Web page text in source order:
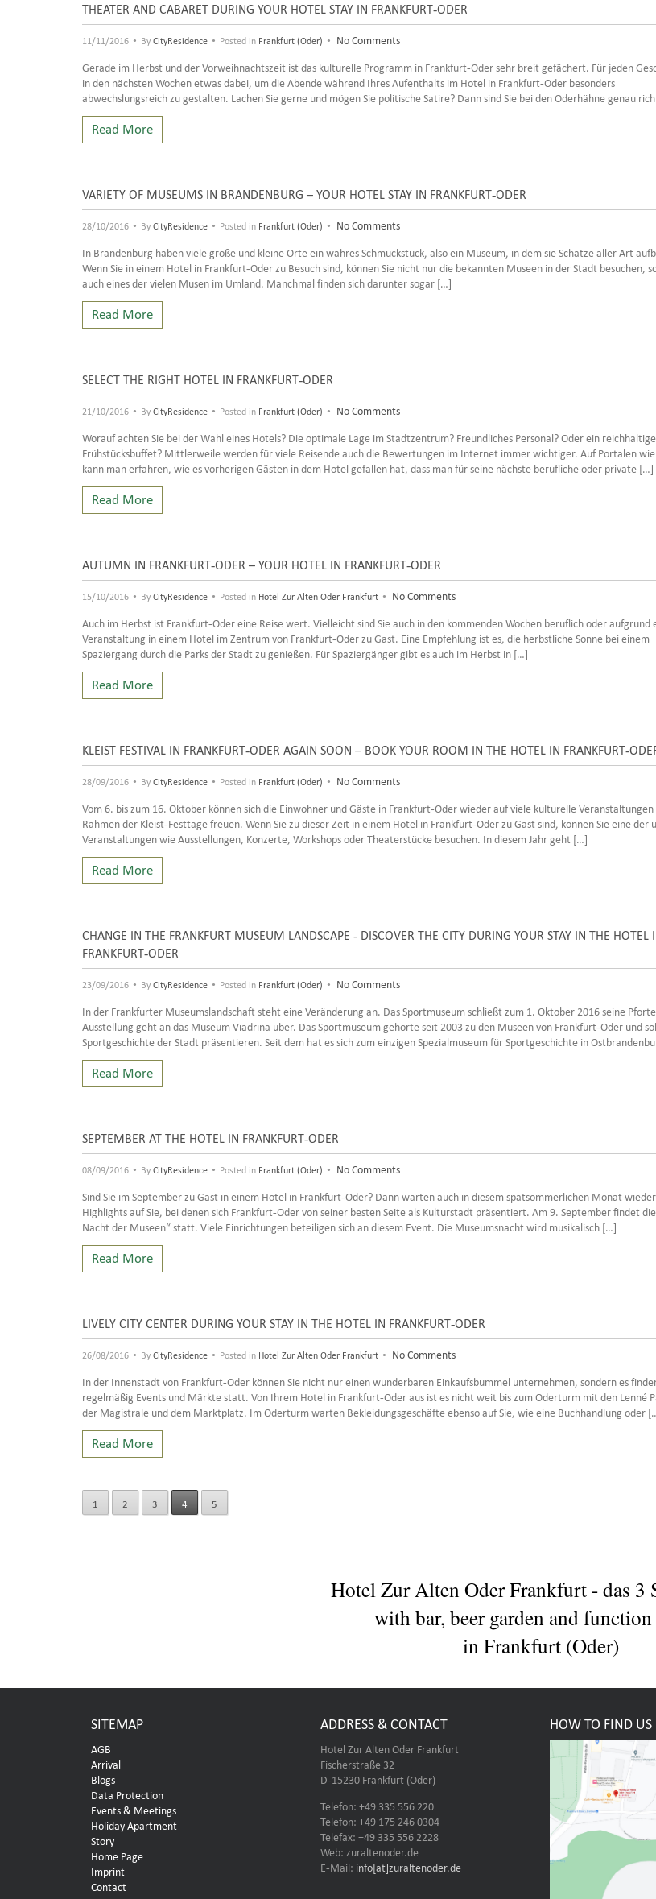
THEATER AND CABARET DURING YOUR HOTEL STAY IN FRANKFURT-ODER
11/11/2016 • By CityResidence • Posted in Frankfurt (Oder) • No Comments
Gerade im Herbst und der Vorweihnachtszeit ist das kulturelle Programm in Frankfurt-Oder sehr breit gefächert. Für jeden
in den nächsten Wochen etwas dabei, um die Abende während Ihres Aufenthalts im Hotel in Frankfurt-Oder besonders
abwechslungsreich zu gestalten. Lachen Sie gerne und mögen Sie politische Satire? Dann sind Sie bei den Oderhähne genau
Read More
VARIETY OF MUSEUMS IN BRANDENBURG – YOUR HOTEL STAY IN FRANKFURT-ODER
28/10/2016 • By CityResidence • Posted in Frankfurt (Oder) • No Comments
In Brandenburg haben viele große und kleine Orte ein wahres Schmuckstück, also ein Museum, in dem sie Schätze aller Art
Wenn Sie in einem Hotel in Frankfurt-Oder zu Besuch sind, können Sie nicht nur die bekannten Museen in der Stadt besuchen,
auch eines der vielen Musen im Umland. Manchmal finden sich darunter sogar […]
Read More
SELECT THE RIGHT HOTEL IN FRANKFURT-ODER
21/10/2016 • By CityResidence • Posted in Frankfurt (Oder) • No Comments
Worauf achten Sie bei der Wahl eines Hotels? Die optimale Lage im Stadtzentrum? Freundliches Personal? Oder ein
Frühstücksbuffet? Mittlerweile werden für viele Reisende auch die Bewertungen im Internet immer wichtiger. Auf Portalen wie
kann man erfahren, wie es vorherigen Gästen in dem Hotel gefallen hat, dass man für seine nächste berufliche oder private […]
Read More
AUTUMN IN FRANKFURT-ODER – YOUR HOTEL IN FRANKFURT-ODER
15/10/2016 • By CityResidence • Posted in Hotel Zur Alten Oder Frankfurt • No Comments
Auch im Herbst ist Frankfurt-Oder eine Reise wert. Vielleicht sind Sie auch in den kommenden Wochen beruflich oder aufgrund
Veranstaltung in einem Hotel im Zentrum von Frankfurt-Oder zu Gast. Eine Empfehlung ist es, die herbstliche Sonne bei einem
Spaziergang durch die Parks der Stadt zu genießen. Für Spaziergänger gibt es auch im Herbst in […]
Read More
KLEIST FESTIVAL IN FRANKFURT-ODER AGAIN SOON – BOOK YOUR ROOM IN THE HOTEL IN FRANKFURT-
28/09/2016 • By CityResidence • Posted in Frankfurt (Oder) • No Comments
Vom 6. bis zum 16. Oktober können sich die Einwohner und Gäste in Frankfurt-Oder wieder auf viele kulturelle Veranstaltungen
Rahmen der Kleist-Festtage freuen. Wenn Sie zu dieser Zeit in einem Hotel in Frankfurt-Oder zu Gast sind, können Sie eine der
Veranstaltungen wie Ausstellungen, Konzerte, Workshops oder Theaterstücke besuchen. In diesem Jahr geht […]
Read More
CHANGE IN THE FRANKFURT MUSEUM LANDSCAPE - DISCOVER THE CITY DURING YOUR STAY IN THE HOTEL
FRANKFURT-ODER
23/09/2016 • By CityResidence • Posted in Frankfurt (Oder) • No Comments
In der Frankfurter Museumslandschaft steht eine Veränderung an. Das Sportmuseum schließt zum 1. Oktober 2016 seine
Ausstellung geht an das Museum Viadrina über. Das Sportmuseum gehörte seit 2003 zu den Museen von Frankfurt-Oder und
Sportgeschichte der Stadt präsentieren. Seit dem hat es sich zum einzigen Spezialmuseum für Sportgeschichte in
Read More
SEPTEMBER AT THE HOTEL IN FRANKFURT-ODER
08/09/2016 • By CityResidence • Posted in Frankfurt (Oder) • No Comments
Sind Sie im September zu Gast in einem Hotel in Frankfurt-Oder? Dann warten auch in diesem spätsommerlichen Monat
Highlights auf Sie, bei denen sich Frankfurt-Oder von seiner besten Seite als Kulturstadt präsentiert. Am 9. September findet
Nacht der Museen“ statt. Viele Einrichtungen beteiligen sich an diesem Event. Die Museumsnacht wird musikalisch […]
Read More
LIVELY CITY CENTER DURING YOUR STAY IN THE HOTEL IN FRANKFURT-ODER
26/08/2016 • By CityResidence • Posted in Hotel Zur Alten Oder Frankfurt • No Comments
In der Innenstadt von Frankfurt-Oder können Sie nicht nur einen wunderbaren Einkaufsbummel unternehmen, sondern es
regelmäßig Events und Märkte statt. Von Ihrem Hotel in Frankfurt-Oder aus ist es nicht weit bis zum Oderturm mit den Lenné
der Magistrale und dem Marktplatz. Im Oderturm warten Bekleidungsgeschäfte ebenso auf Sie, wie eine Buchhandlung oder
Read More
1 2 3 4 5
Hotel Zur Alten Oder Frankfurt - das 3
with bar, beer garden and
in Frankfurt (Oder)
SITEMAP
AGB
Arrival
Blogs
Data Protection
Events & Meetings
Holiday Apartment
Story
Home Page
Imprint
Contact
ADDRESS & CONTACT
Hotel Zur Alten Oder Frankfurt
Fischerstraße 32
D-15230 Frankfurt (Oder)
Telefon: +49 335 556 220
Telefon: +49 175 246 0304
Telefax: +49 335 556 2228
Web: zuraltenoder.de
E-Mail: info[at]zuraltenoder.de
HOW TO FIND US